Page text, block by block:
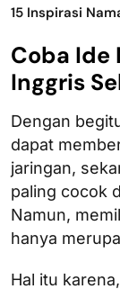
15 Inspirasi
Coba Ide
Inggris
Dengan
dapat
jaringan,
paling cocok
Namun,
hanya
Hal itu